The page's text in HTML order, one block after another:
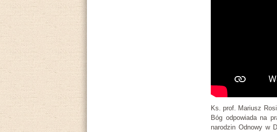
Ks. prof. Mariusz
Bóg odpowiada na
narodzin Odnowy w